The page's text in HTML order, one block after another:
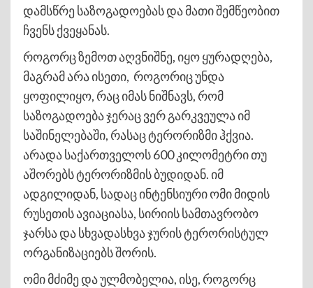
დამსწრე საზოგადოებას და მათი შემწეობით
ჩვენს ქვეყანას.
როგორც ზემოთ აღვნიშნე, იყო ყურადღება,
მაგრამ არა ისეთი, როგორიც უნდა
ყოფილიყო, რაც იმას ნიშნავს, რომ
საზოგადოება ჯერაც ვერ გარკვეულა იმ
საშინელებაში, რასაც ტერორიზმი ჰქვია.
არადა საქართველოს 600 კილომეტრი თუ
აშორებს ტერორიზმის ბუდიდან. იმ
ადგილიდან, სადაც ინტენსიური ომი მიდის
რუსეთის ავიაციასა, სირიის სამთავრობო
ჯარსა და სხვადასხვა ჯურის ტერორისტულ
ორგანიზაციებს შორის.
ომი მძიმე და ულმობელია, ისე, როგორც